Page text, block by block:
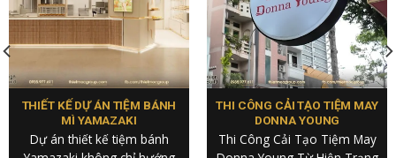
THIẾT KẾ DỰ ÁN TIỆM BÁNH
MÌ YAMAZAKI
Dự án thiết kế tiệm bánh
THI CÔNG CẢI TẠO TIỆM MAY
DONNA YOUNG
Thi Công Cải Tạo Tiệm May